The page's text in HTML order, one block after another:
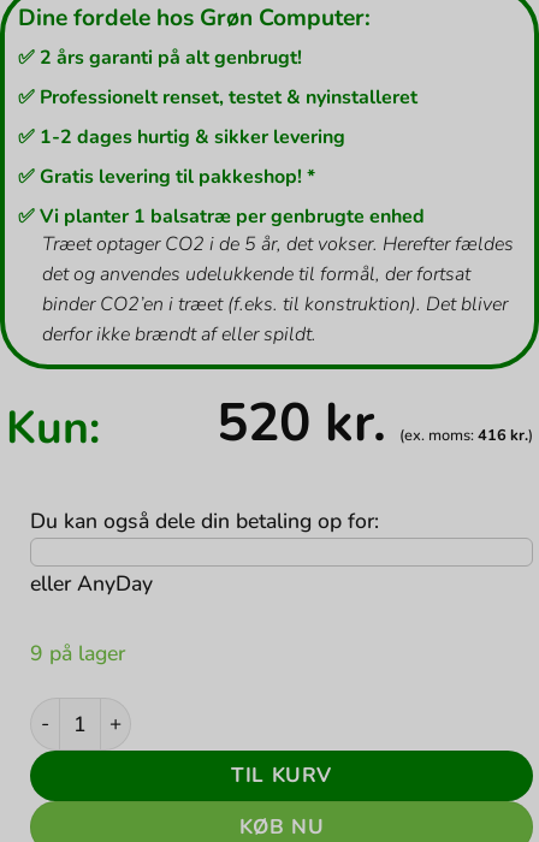
Dine fordele hos Grøn Computer:
✅ 2 års garanti på alt genbrugt!
✅ Professionelt renset, testet & nyinstalleret
✅ 1-2 dages hurtig & sikker levering
✅ Gratis levering til pakkeshop! *
✅ Vi planter 1 balsatræ per genbrugte enhed
Træet optager CO2 i de 5 år, det vokser. Herefter fældes
det og anvendes udelukkende til formål, der fortsat
binder CO2’en i træet (f.eks. til konstruktion). Det bliver
derfor ikke brændt af eller spildt.
Kun: 520 kr. (ex. moms:416 kr.)
Du kan også dele din betaling op for:
ellerAnyDay
9 på lager
Lenovo ThinkPad Workstation Dock 40A5 135W (PSU
TIL KURV
KØB NU